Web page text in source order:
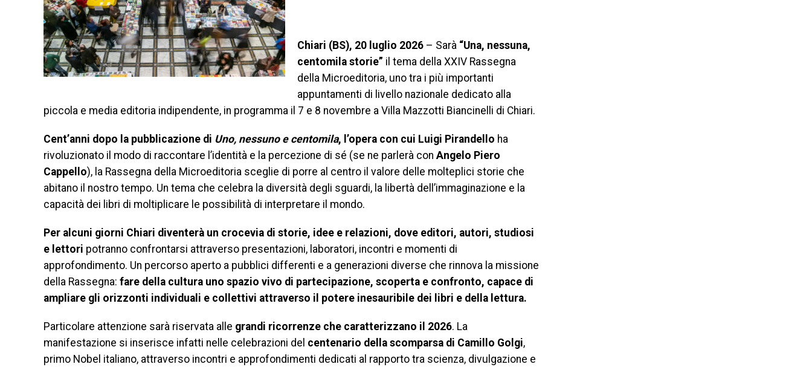
Chiari (BS), 20 luglio 2026 – Sarà “Una, nessuna,
centomila storie” il tema della XXIV Rassegna
della Microeditoria, uno tra i più importanti
appuntamenti di livello nazionale dedicato alla
piccola e media editoria indipendente, in programma il 7 e 8 novembre a Villa Mazzotti Biancinelli di Chiari.
Cent’anni dopo la pubblicazione di Uno, nessuno e centomila, l’opera con cui Luigi Pirandello ha
rivoluzionato il modo di raccontare l’identità e la percezione di sé (se ne parlerà con Angelo Piero
Cappello), la Rassegna della Microeditoria sceglie di porre al centro il valore delle molteplici storie che
abitano il nostro tempo. Un tema che celebra la diversità degli sguardi, la libertà dell’immaginazione e la
capacità dei libri di moltiplicare le possibilità di interpretare il mondo.
Per alcuni giorni Chiari diventerà un crocevia di storie, idee e relazioni, dove editori, autori, studiosi
e lettori potranno confrontarsi attraverso presentazioni, laboratori, incontri e momenti di
approfondimento. Un percorso aperto a pubblici differenti e a generazioni diverse che rinnova la missione
della Rassegna: fare della cultura uno spazio vivo di partecipazione, scoperta e confronto, capace di
ampliare gli orizzonti individuali e collettivi attraverso il potere inesauribile dei libri e della lettura.
Particolare attenzione sarà riservata alle grandi ricorrenze che caratterizzano il 2026. La
manifestazione si inserisce infatti nelle celebrazioni del centenario della scomparsa di Camillo Golgi,
primo Nobel italiano, attraverso incontri e approfondimenti dedicati al rapporto tra scienza, divulgazione e